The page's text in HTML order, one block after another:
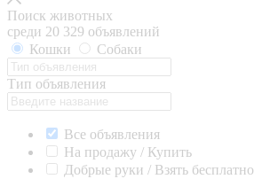
Поиск животных
среди 20 329 объявлений
Кошки
Собаки
Тип объявления
Все объявления
На продажу / Купить
Добрые руки / Взять бесплатно